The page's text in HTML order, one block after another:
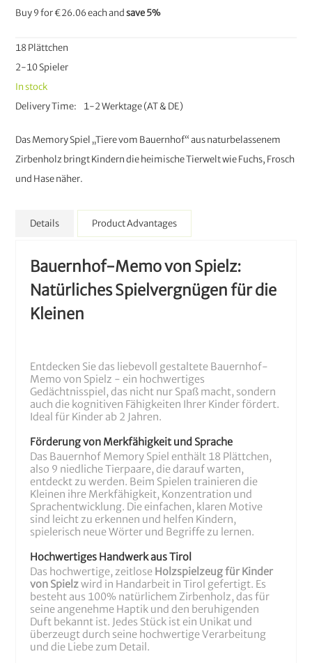
Das Memory Spiel „Tiere vom Bauernhof“ aus naturbelassenem
Zirbenholz bringt Kindern die heimische Tierwelt wie Fuchs, Frosch
und Hase näher.
18 Plättchen
2-10 Spieler
In stock
Delivery Time
1-2 Werktage (AT & DE)
Buy 9 for€26.06 each andsave5%
Details
Bauernhof-Memo von Spielz:
Natürliches Spielvergnügen für die
Kleinen
Entdecken Sie das liebevoll gestaltete Bauernhof-
Memo von Spielz - ein hochwertiges
Gedächtnisspiel, das nicht nur Spaß macht, sondern
auch die kognitiven Fähigkeiten Ihrer Kinder fördert.
Ideal für Kinder ab 2 Jahren.
Förderung von Merkfähigkeit und Sprache
Das Bauernhof Memory Spiel enthält 18 Plättchen,
also 9 niedliche Tierpaare, die darauf warten,
entdeckt zu werden. Beim Spielen trainieren die
Kleinen ihre Merkfähigkeit, Konzentration und
Sprachentwicklung. Die einfachen, klaren Motive
sind leicht zu erkennen und helfen Kindern,
spielerisch neue Wörter und Begriffe zu lernen.
Hochwertiges Handwerk aus Tirol
Das hochwertige, zeitlose Holzspielzeug für Kinder
von Spielzwird in Handarbeit in Tirol gefertigt. Es
besteht aus 100% natürlichem Zirbenholz, das für
seine angenehme Haptik und den beruhigenden
Duft bekannt ist. Jedes Stück ist ein Unikat und
überzeugt durch seine hochwertige Verarbeitung
und die Liebe zum Detail.
Product Advantages